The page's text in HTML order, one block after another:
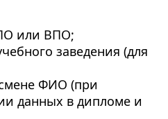
или ВПО;
заведения (для
ФИО (при
данных в дипломе и